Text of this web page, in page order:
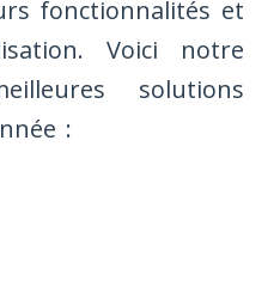
fonctionnalités et
Voici notre
solutions
: